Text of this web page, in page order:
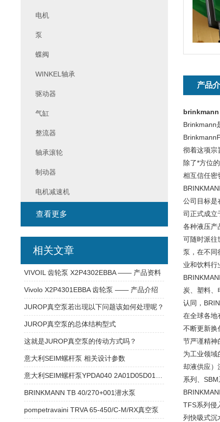
产品
brinkmann
Brinkmann
彻着这项宗
除了*方位
相互信任密
公司目标是
司正式成立
各种液压产
可随时派往
泵，在不同
业和饮料行
炭、塑料、
认同，
在全球各地
不断更新换
节严谨精神
为工业领域
却液供应）
系列、
TFS系列侵
列快吸式沉
电机
泵
蝶阀
WINKEL轴承
驱动器
气缸
整流器
轴承滚轮
制动器
电机减速机
查看更多
相关文章
VIVOIL 齿轮泵 X2P4302EBBA —— 产品资料
Vivolo X2P4301EBBA 齿轮泵 —— 产品介绍
JUROP真空泵若出现以下问题该如何处理呢？
JUROP真空泵的总体结构型式
这就是JUROP真空泵的传动方式吗？
意大利SEIM螺杆泵 相关设计参数
BRINKMANN TB 40/270+001潜水泵
pompetravaini TRVA 65-450/C-M/RX真空泵